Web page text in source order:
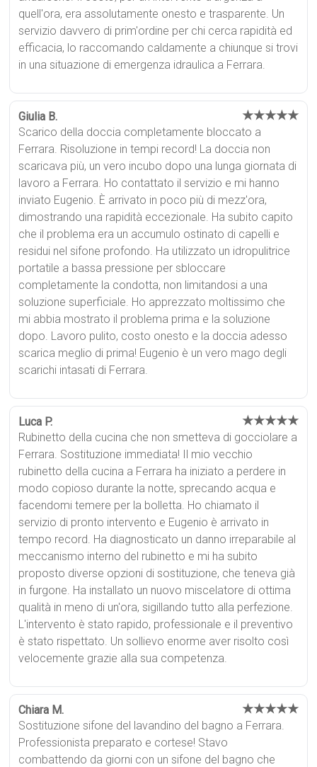
quell'ora, era assolutamente onesto e trasparente. Un
servizio davvero di prim'ordine per chi cerca rapidità ed
efficacia, lo raccomando caldamente a chiunque si trovi
in una situazione di emergenza idraulica a Ferrara.
Giulia B. ★★★★★
Scarico della doccia completamente bloccato a
Ferrara. Risoluzione in tempi record! La doccia non
scaricava più, un vero incubo dopo una lunga giornata di
lavoro a Ferrara. Ho contattato il servizio e mi hanno
inviato Eugenio. È arrivato in poco più di mezz'ora,
dimostrando una rapidità eccezionale. Ha subito capito
che il problema era un accumulo ostinato di capelli e
residui nel sifone profondo. Ha utilizzato un idropulitrice
portatile a bassa pressione per sbloccare
completamente la condotta, non limitandosi a una
soluzione superficiale. Ho apprezzato moltissimo che
mi abbia mostrato il problema prima e la soluzione
dopo. Lavoro pulito, costo onesto e la doccia adesso
scarica meglio di prima! Eugenio è un vero mago degli
scarichi intasati di Ferrara.
Luca P. ★★★★★
Rubinetto della cucina che non smetteva di gocciolare a
Ferrara. Sostituzione immediata! Il mio vecchio
rubinetto della cucina a Ferrara ha iniziato a perdere in
modo copioso durante la notte, sprecando acqua e
facendomi temere per la bolletta. Ho chiamato il
servizio di pronto intervento e Eugenio è arrivato in
tempo record. Ha diagnosticato un danno irreparabile al
meccanismo interno del rubinetto e mi ha subito
proposto diverse opzioni di sostituzione, che teneva già
in furgone. Ha installato un nuovo miscelatore di ottima
qualità in meno di un'ora, sigillando tutto alla perfezione.
L'intervento è stato rapido, professionale e il preventivo
è stato rispettato. Un sollievo enorme aver risolto così
velocemente grazie alla sua competenza.
Chiara M. ★★★★★
Sostituzione sifone del lavandino del bagno a Ferrara.
Professionista preparato e cortese! Stavo
combattendo da giorni con un sifone del bagno che